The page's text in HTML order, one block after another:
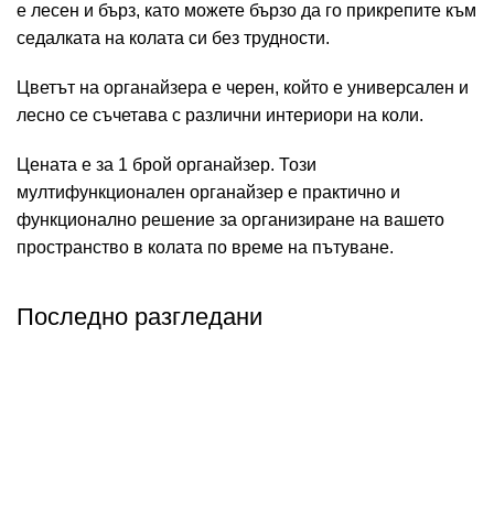
е лесен и бърз, като можете бързо да го прикрепите към
седалката на колата си без трудности.
Цветът на органайзера е черен, който е универсален и
лесно се съчетава с различни интериори на коли.
Цената е за 1 брой органайзер. Този
мултифункционален органайзер е практично и
функционално решение за организиране на вашето
пространство в колата по време на пътуване.
Последно разгледани